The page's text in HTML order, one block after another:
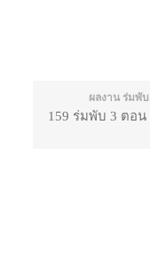
ผลงาน ร่มพับ
159 ร่มพับ 3 ตอน